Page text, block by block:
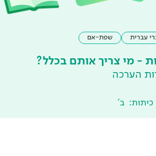
עברית שפת-אם
- מי צריך אותם בכלל?
הערכה
כיתות: ב'